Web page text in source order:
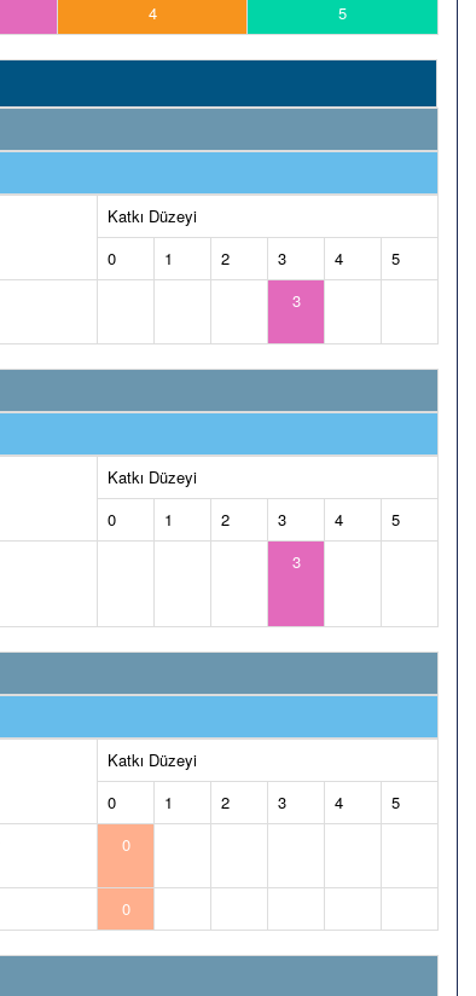
4 5
Katkı Düzeyi
0
1 2 3 4
5
3
Katkı Düzeyi
0
1 2 3 4
5
3
Katkı Düzeyi
0
1 2 3 4
5
0
0